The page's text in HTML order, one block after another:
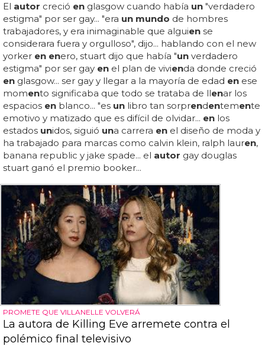
El autor creció en glasgow cuando había un "verdadero
estigma" por ser gay... "era un mundo de hombres
trabajadores, y era inimaginable que alguien se
considerara fuera y orgulloso", dijo... hablando con el new
yorker en enero, stuart dijo que había "un verdadero
estigma" por ser gay en el plan de vivienda donde creció
en glasgow... ser gay y llegar a la mayoría de edad en ese
momento significaba que todo se trataba de llenar los
espacios en blanco... "es un libro tan sorprendentemente
emotivo y matizado que es difícil de olvidar... en los
estados unidos, siguió una carrera en el diseño de moda y
ha trabajado para marcas como calvin klein, ralph lauren,
banana republic y jake spade... el autor gay douglas
stuart ganó el premio booker...
PROMETE QUE VILLANELLE VOLVERÁ
La autora de Killing Eve arremete contra el
polémico final televisivo